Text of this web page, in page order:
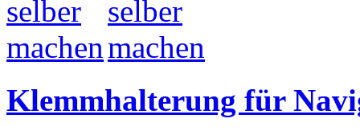
Klemmhalterung für